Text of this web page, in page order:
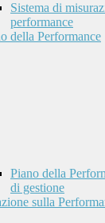
Sistema di
performance
della Performance
Piano della
di gestione
sulla